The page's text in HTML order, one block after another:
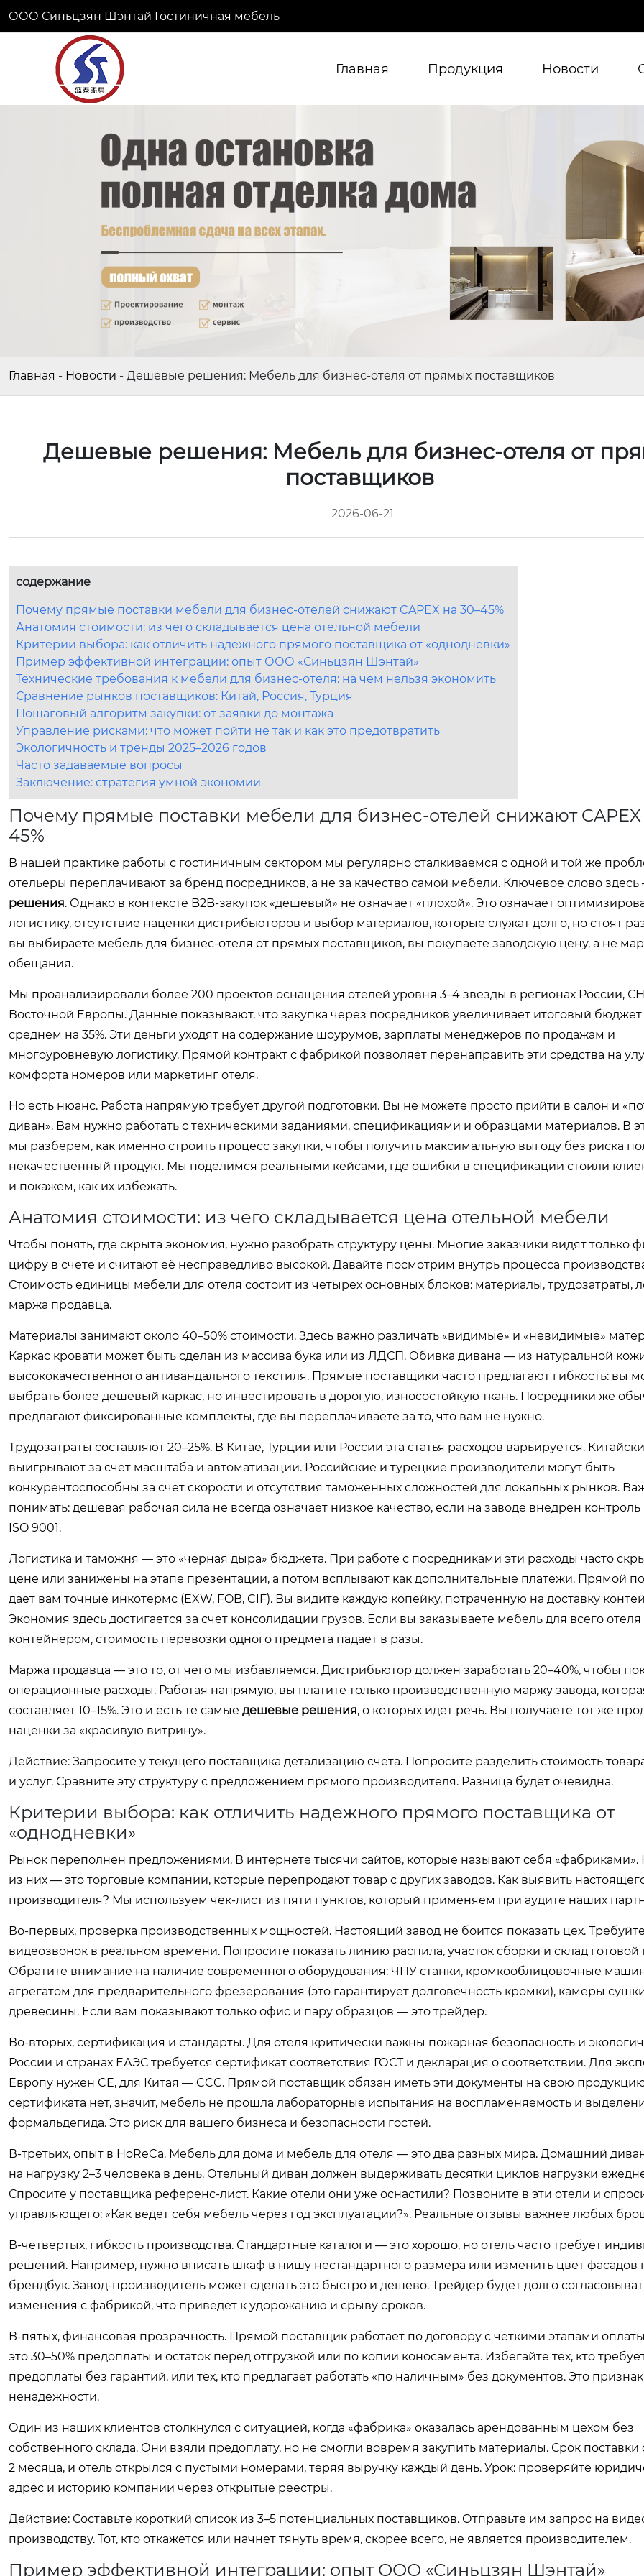
ООО Синьцзян Шэнтай Гостиничная мебель
Главная Продукция Новости
Главная - Новости - Дешевые решения: Мебель для бизнес-отеля от прямых поставщиков
Дешевые решения: Мебель для бизнес-отеля от
поставщиков
2026-06-21
содержание
Почему прямые поставки мебели для бизнес-отелей снижают CAPEX на 30–45%
Анатомия стоимости: из чего складывается цена отельной мебели
Критерии выбора: как отличить надежного прямого поставщика от «однодневки»
Пример эффективной интеграции: опыт ООО «Синьцзян Шэнтай»
Технические требования к мебели для бизнес-отеля: на чем нельзя экономить
Сравнение рынков поставщиков: Китай, Россия, Турция
Пошаговый алгоритм закупки: от заявки до монтажа
Управление рисками: что может пойти не так и как это предотвратить
Экологичность и тренды 2025–2026 годов
Часто задаваемые вопросы
Заключение: стратегия умной экономии
Почему прямые поставки мебели для бизнес-отелей снижают CAPEX
45%
В нашей практике работы с гостиничным сектором мы регулярно сталкиваемся с одной и той же
отельеры переплачивают за бренд посредников, а не за качество самой мебели. Ключевое слово
решения. Однако в контексте B2B-закупок «дешевый» не означает «плохой». Это означает
логистику, отсутствие наценки дистрибьюторов и выбор материалов, которые служат долго, но стоят
вы выбираете мебель для бизнес-отеля от прямых поставщиков, вы покупаете заводскую цену, а не
обещания.
Мы проанализировали более 200 проектов оснащения отелей уровня 3–4 звезды в регионах России,
Восточной Европы. Данные показывают, что закупка через посредников увеличивает итоговый бюджет
среднем на 35%. Эти деньги уходят на содержание шоурумов, зарплаты менеджеров по продажам и
многоуровневую логистику. Прямой контракт с фабрикой позволяет перенаправить эти средства на
комфорта номеров или маркетинг отеля.
Но есть нюанс. Работа напрямую требует другой подготовки. Вы не можете просто прийти в салон и
диван». Вам нужно работать с техническими заданиями, спецификациями и образцами материалов. В
мы разберем, как именно строить процесс закупки, чтобы получить максимальную выгоду без риска
некачественный продукт. Мы поделимся реальными кейсами, где ошибки в спецификации стоили
и покажем, как их избежать.
Анатомия стоимости: из чего складывается цена отельной мебели
Чтобы понять, где скрыта экономия, нужно разобрать структуру цены. Многие заказчики видят только
цифру в счете и считают её несправедливо высокой. Давайте посмотрим внутрь процесса
Стоимость единицы мебели для отеля состоит из четырех основных блоков: материалы, трудозатраты,
маржа продавца.
Материалы занимают около 40–50% стоимости. Здесь важно различать «видимые» и «невидимые»
Каркас кровати может быть сделан из массива бука или из ЛДСП. Обивка дивана — из натуральной
высококачественного антивандального текстиля. Прямые поставщики часто предлагают гибкость: вы
выбрать более дешевый каркас, но инвестировать в дорогую, износостойкую ткань. Посредники же
предлагают фиксированные комплекты, где вы переплачиваете за то, что вам не нужно.
Трудозатраты составляют 20–25%. В Китае, Турции или России эта статья расходов варьируется.
выигрывают за счет масштаба и автоматизации. Российские и турецкие производители могут быть
конкурентоспособны за счет скорости и отсутствия таможенных сложностей для локальных рынков.
понимать: дешевая рабочая сила не всегда означает низкое качество, если на заводе внедрен контроль
ISO 9001.
Логистика и таможня — это «черная дыра» бюджета. При работе с посредниками эти расходы часто
цене или занижены на этапе презентации, а потом всплывают как дополнительные платежи. Прямой
дает вам точные инкотермс (EXW, FOB, CIF). Вы видите каждую копейку, потраченную на доставку
Экономия здесь достигается за счет консолидации грузов. Если вы заказываете мебель для всего
контейнером, стоимость перевозки одного предмета падает в разы.
Маржа продавца — это то, от чего мы избавляемся. Дистрибьютор должен заработать 20–40%, чтобы
операционные расходы. Работая напрямую, вы платите только производственную маржу завода,
составляет 10–15%. Это и есть те самые дешевые решения, о которых идет речь. Вы получаете тот же
наценки за «красивую витрину».
Действие: Запросите у текущего поставщика детализацию счета. Попросите разделить стоимость
и услуг. Сравните эту структуру с предложением прямого производителя. Разница будет очевидна.
Критерии выбора: как отличить надежного прямого поставщика от
«однодневки»
Рынок переполнен предложениями. В интернете тысячи сайтов, которые называют себя «фабриками».
из них — это торговые компании, которые перепродают товар с других заводов. Как выявить
производителя? Мы используем чек-лист из пяти пунктов, который применяем при аудите наших
Во-первых, проверка производственных мощностей. Настоящий завод не боится показать цех. Требуйте
видеозвонок в реальном времени. Попросите показать линию распила, участок сборки и склад готовой
Обратите внимание на наличие современного оборудования: ЧПУ станки, кромкооблицовочные
агрегатом для предварительного фрезерования (это гарантирует долговечность кромки), камеры
древесины. Если вам показывают только офис и пару образцов — это трейдер.
Во-вторых, сертификация и стандарты. Для отеля критически важны пожарная безопасность и
России и странах ЕАЭС требуется сертификат соответствия ГОСТ и декларация о соответствии. Для
Европу нужен CE, для Китая — CCC. Прямой поставщик обязан иметь эти документы на свою
сертификата нет, значит, мебель не прошла лабораторные испытания на воспламеняемость и
формальдегида. Это риск для вашего бизнеса и безопасности гостей.
В-третьих, опыт в HoReCa. Мебель для дома и мебель для отеля — это два разных мира. Домашний
на нагрузку 2–3 человека в день. Отельный диван должен выдерживать десятки циклов нагрузки
Спросите у поставщика референс-лист. Какие отели они уже оснастили? Позвоните в эти отели и
управляющего: «Как ведет себя мебель через год эксплуатации?». Реальные отзывы важнее любых
В-четвертых, гибкость производства. Стандартные каталоги — это хорошо, но отель часто требует
решений. Например, нужно вписать шкаф в нишу нестандартного размера или изменить цвет фасадов
брендбук. Завод-производитель может сделать это быстро и дешево. Трейдер будет долго
изменения с фабрикой, что приведет к удорожанию и срыву сроков.
В-пятых, финансовая прозрачность. Прямой поставщик работает по договору с четкими этапами
это 30–50% предоплаты и остаток перед отгрузкой или по копии коносамента. Избегайте тех, кто
предоплаты без гарантий, или тех, кто предлагает работать «по наличным» без документов. Это
ненадежности.
Один из наших клиентов столкнулся с ситуацией, когда «фабрика» оказалась арендованным цехом без
собственного склада. Они взяли предоплату, но не смогли вовремя закупить материалы. Срок поставки
2 месяца, и отель открылся с пустыми номерами, теряя выручку каждый день. Урок: проверяйте
адрес и историю компании через открытые реестры.
Действие: Составьте короткий список из 3–5 потенциальных поставщиков. Отправьте им запрос на
производству. Тот, кто откажется или начнет тянуть время, скорее всего, не является производителем.
Пример эффективной интеграции: опыт ООО «Синьцзян Шэнтай»